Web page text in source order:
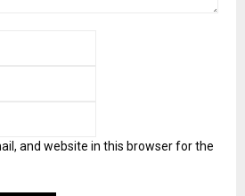
and website in this browser for the